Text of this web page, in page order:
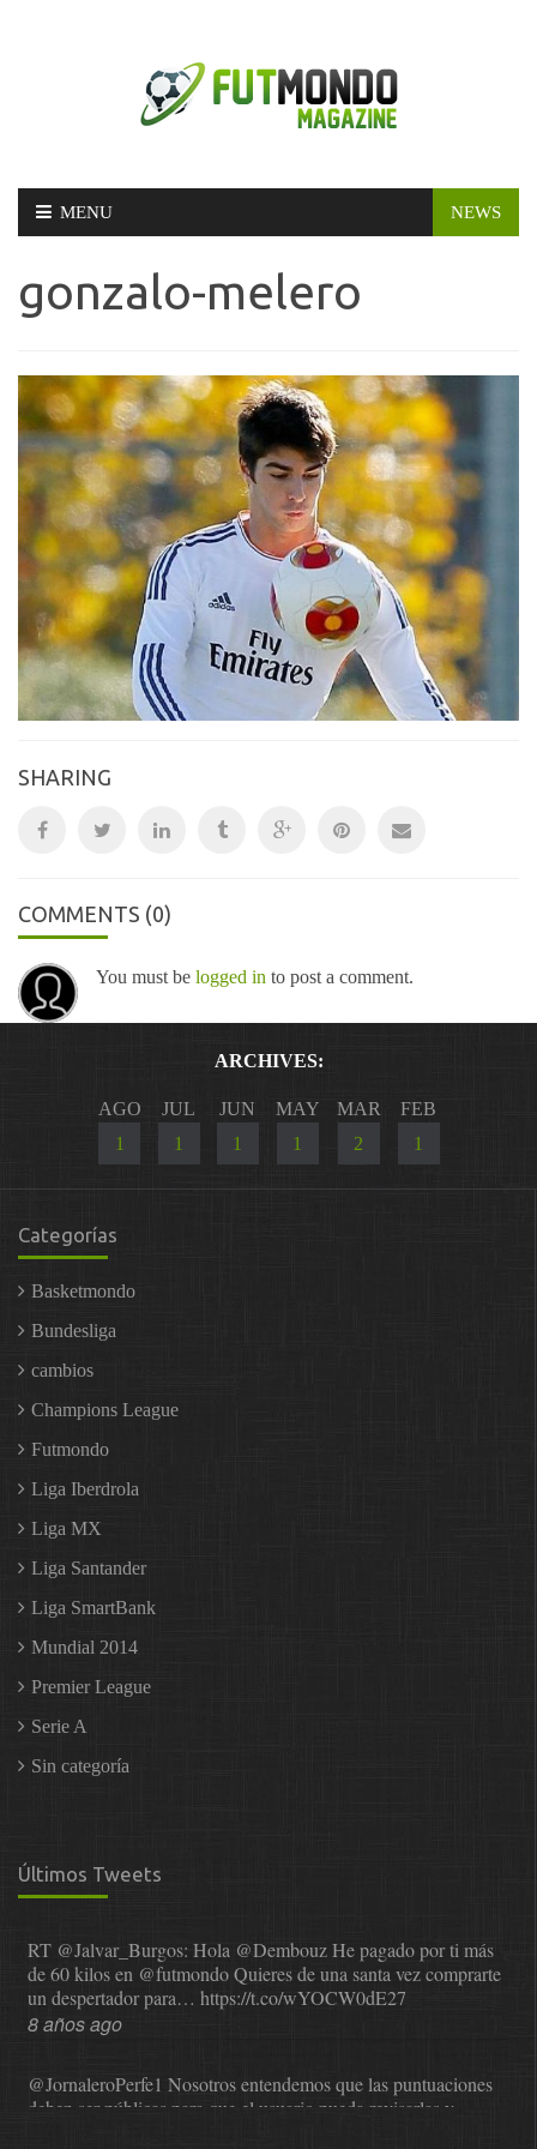
Skip
MENU NEWS
gonzalo-melero
SHARING
COMMENTS (0)
You must be logged in to post a comment.
ARCHIVES:
AGO
1
JUL
1
JUN
1
MAY
1
MAR
2
FEB
1
Categorías
Basketmondo
Bundesliga
cambios
Champions League
Futmondo
Liga Iberdrola
Liga MX
Liga Santander
Liga SmartBank
Mundial 2014
Premier League
Serie A
Sin categoría
Últimos Tweets
RT @Jalvar_Burgos: Hola @DembouzHe pagado por ti más
de 60 kilos en @futmondoQuieres de una santa vez comprarte
un despertador para… https://t.co/wYOCW0dE27
8 años ago
@JornaleroPerfe1 Nosotros entendemos que las puntuaciones
deben ser públicas para que el usuario pueda revisarlas y…